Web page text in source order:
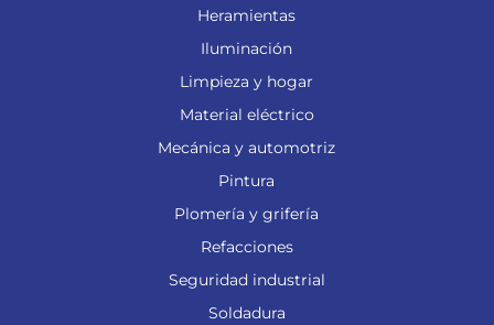
Heramientas
Iluminación
Limpieza y hogar
Material eléctrico
Mecánica y automotriz
Pintura
Plomería y grifería
Refacciones
Seguridad industrial
Soldadura